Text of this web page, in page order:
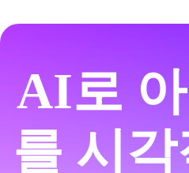
AI로
를 시